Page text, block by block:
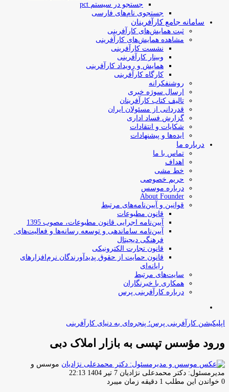
جستجو در سیستم pct
جستجوی نام‌های فارسی
سامانه جامع کارآفرینان
ثبت همایش‌های کارآفرینی
مشاهده همایش‌های کارآفرینی
نشست کارآفرینی
وبینار کارآفرینی
همایش و رویداد کارآفرینی
کارگاه کارآفرینی
روشنفکرانه
ارسال سوژه‌ خبری
تالیف کتاب کارآفرینان
قدردانی از مسئولان ایران
گزارش فساد اداری
شکایات و انتقادات
ایده‌ها و پیشنهادات
درباره ما
تماس با ما
اهداف
خط مشی
حریم خصوصی
درباره موسس
About Founder
قوانین و آیین‌نامه‌های مرتبط
‌قانون مطبوعات
آیین‌نامه اجرایی قانون مطبوعات، مصوب 1395
آیین‌نامه سامان­دهی و توسعه رسانه­‌ها و فعالیت‌­های
فرهنگی دیجیتال
قانون تجارت الکترونیکی
قانون حمایت از حقوق پدیدآورندگان نرم‌افزارهای
رایانه‌ای
سایت‌های مرتبط
همکاری با خبرنگاران
درباره کارآفرینی پرس
اپلیکیشن کارآفرینی پرس؛ پنجره‌ای به دنیای کارآفرینی
ورود مؤسس تپسی به بازار املاک دبی
موسس و
مدیرمسئول: دکتر محمدعلی نژادیان ارسال
ایمیل
7 تیر 1404 22:13
0 خواندن این مطلب 1 دقیقه زمان میبرد